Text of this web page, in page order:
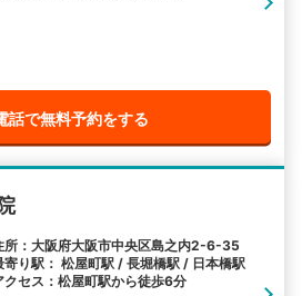
話で無料予約をする
所：大阪府大阪市中央区島之内2-6-35
寄り駅： 松屋町駅 / 長堀橋駅 / 日本橋駅
クセス：松屋町駅から徒歩6分